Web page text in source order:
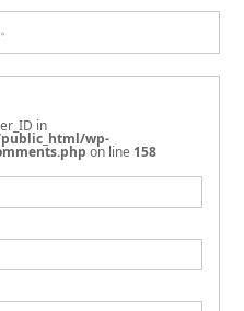
in
wp-
on line 158